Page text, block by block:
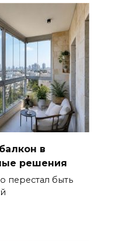
в
решения
перестал быть